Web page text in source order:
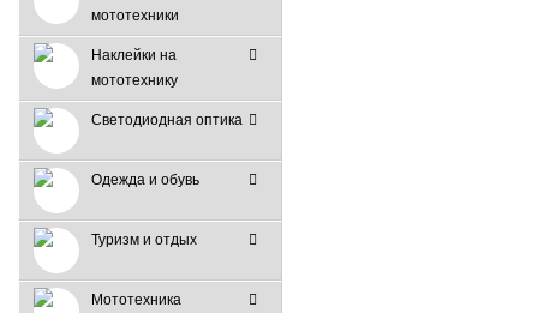
мототехники
Наклейки на
мототехнику
Светодиодная оптика
Одежда и обувь
Туризм и отдых
Мототехника